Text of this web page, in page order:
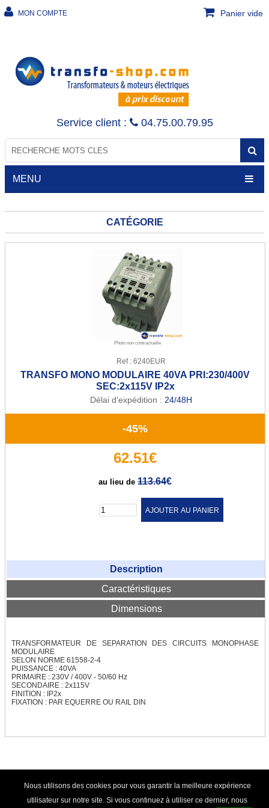
Nous utilisons des cookies pour vous garantir la meilleure expérience
utilisateur sur notre site. Si vous continuez à utiliser ce dernier, nous
MON COMPTE
Service client : 04.75.00.79.95
MENU
TRANSFORMATEURS
Transfo de sécurité 12 ou 24 V
Transfo de sécurité 24 ou 48 V
Transfo d'isolement
Transfo d'isolement 230V
Transfo pour circuit imprimé
Autotransfo US 230V / 115V
Autotransfo US 115V / 230V
TRANSFO TRIPHASE
Transfo Tri 400/400V
Transfo Tri 400/230V
TRANSFO TRI / MONO
Tri / Mono protégé
CATÉGORIE
Photo non contractuelle
Ref : 6240EUR
TRANSFO MONO MODULAIRE 40VA PRI:230/400V
SEC:2x115V IP2x
Délai d'expédition : 24/48H
-45%
62.51€
au lieu de 113.64€
Description
Caractéristiques
Dimensions
TRANSFORMATEUR DE SEPARATION DES CIRCUITS MONOPHASE
MODULAIRE
SELON NORME 61558-2-4
PUISSANCE : 40VA
PRIMAIRE : 230V / 400V - 50/60 Hz
SECONDAIRE : 2x115V
FINITION : IP2x
FIXATION : PAR EQUERRE OU RAIL DIN
Mentions
légales
| Politique de confidentialité | Contact
Panier vide